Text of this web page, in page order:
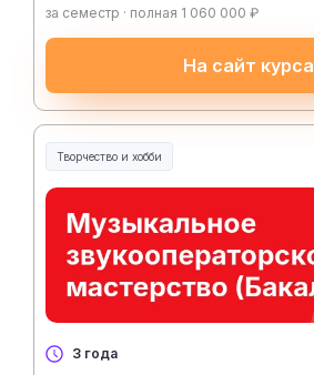
за семестр · полная 1 060 000 ₽
На сайт курса
Творчество и хобби
Творчество, контент и хобби
3 года